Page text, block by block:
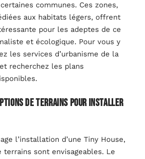
communes. Ces zones,
aux habitats légers, offrent
pour les adeptes de ce
et écologique. Pour vous y
les services d’urbanisme de la
recherchez les plans
de terrains pour installer
l’installation d’une Tiny House,
terrains sont envisageables. Le